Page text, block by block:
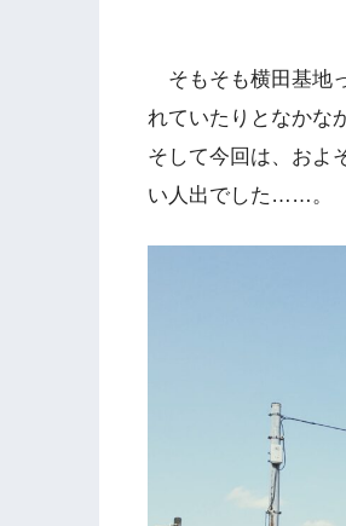
そもそも横田基地
れていたりとなかな
そして今回は、およ
い人出でした……。